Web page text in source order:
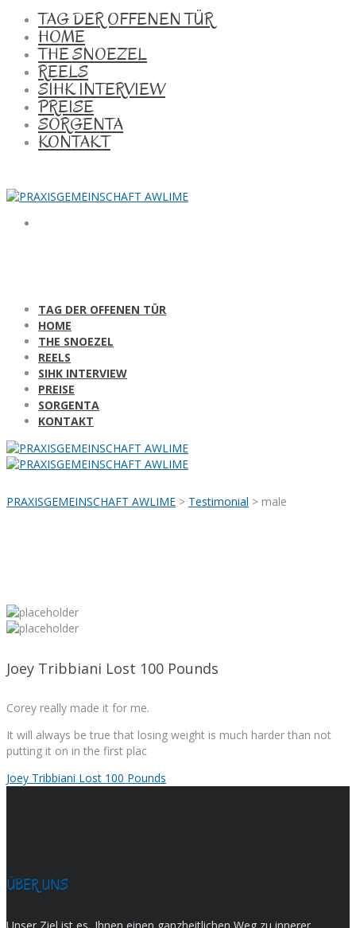
TAG DER OFFENEN TÜR
HOME
THE SNOEZEL
REELS
SIHK INTERVIEW
PREISE
SORGENTA
KONTAKT
TAG DER OFFENEN TÜR
HOME
THE SNOEZEL
REELS
SIHK INTERVIEW
PREISE
SORGENTA
KONTAKT
PRAXISGEMEINSCHAFT AWLIME > Testimonial > male
Joey Tribbiani Lost 100 Pounds
Corey really made it for me.
It will always be true that losing weight is much harder than not
putting it on in the first plac
Joey Tribbiani Lost 100 Pounds
ÜBER UNS